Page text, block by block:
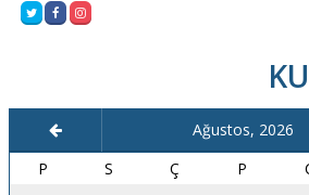
Ağustos, 2026
P
S Ç P